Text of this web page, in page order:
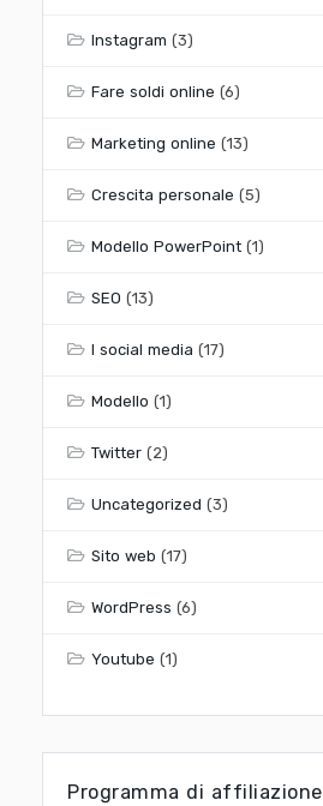
Instagram (3)
Fare soldi online (6)
Marketing online (13)
Crescita personale (5)
Modello PowerPoint (1)
SEO (13)
I social media (17)
Modello (1)
Twitter (2)
Uncategorized (3)
Sito web (17)
WordPress (6)
Youtube (1)
Programma di affiliazione